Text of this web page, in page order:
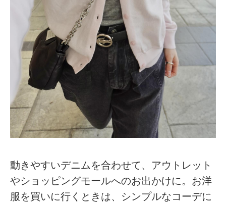
動きやすいデニムを合わせて、アウトレット
やショッピングモールへのお出かけに。お洋
服を買いに行くときは、シンプルなコーデに